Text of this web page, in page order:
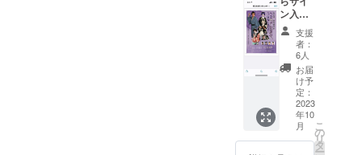
のもの
をご希
望の方
はその
旨お知
らせ下
さい。
ン入り
B2サイ
ズポス
ター、
サイン
入りパ
ンフ
レッ
ト、手
拭付
き。
支援
者：
6人
お届
け予
定：
2023
年10
月
こ
の
リ
タ
ー